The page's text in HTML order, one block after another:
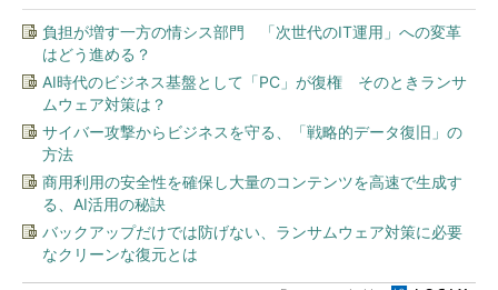
負担が増す一方の情シス部門 「次世代のIT運用」への変革
はどう進める？
AI時代のビジネス基盤として「PC」が復権 そのときランサ
ムウェア対策は？
サイバー攻撃からビジネスを守る、「戦略的データ復旧」の
方法
商用利用の安全性を確保し大量のコンテンツを高速で生成す
る、AI活用の秘訣
バックアップだけでは防げない、ランサムウェア対策に必要
なクリーンな復元とは